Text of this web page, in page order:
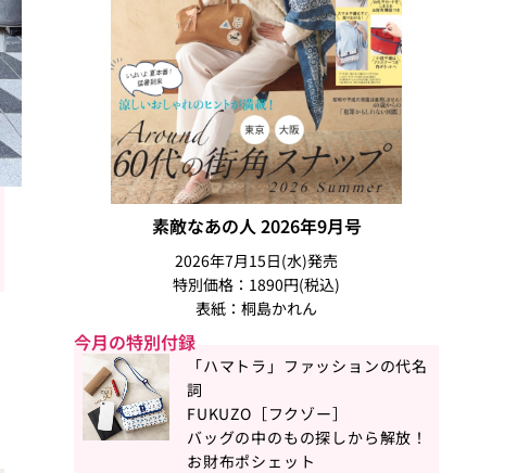
素敵なあの人 2026年9月号
2026年7月15日(水)発売
特別価格：1890円(税込)
表紙：桐島かれん
今月の特別付録
「ハマトラ」ファッションの代名
詞
FUKUZO［フクゾー］
バッグの中のもの探しから解放！
お財布ポシェット